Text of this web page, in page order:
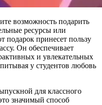
возможность подарить
ресурсы или
подарок принесет пользу
Он обеспечивает
и увлекательных
у студентов любовь
для классного
значимый способ